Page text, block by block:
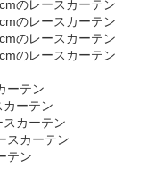
のレースカーテン
のレースカーテン
のレースカーテン
のレースカーテン
ーテン
ーテン
カーテン
スカーテン
テン